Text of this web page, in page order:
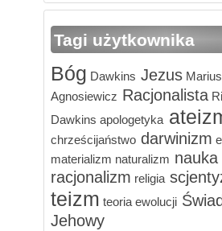
Tagi użytkownika
Bóg Dawkins Jezus
Agnosiewicz Racjonalista
Dawkins apologetyka
chrześcijaństwo darwinizm
materializm naturalizm nauka
racjonalizm religia
teizm teoria ewolucji
Jehowy